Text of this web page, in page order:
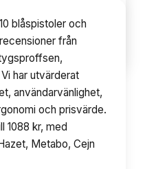
10avsnitt
blåspistoler och
från
har utvärderat
användarvänlighet,
och prisvärde.
1088 kr, med
Metabo, Cejn